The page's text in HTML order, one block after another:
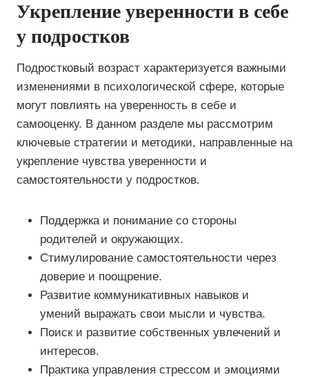
Укрепление уверенности в себе
у подростков
Подростковый возраст характеризуется важными
изменениями в психологической сфере, которые
могут повлиять на уверенность в себе и
самооценку. В данном разделе мы рассмотрим
ключевые стратегии и методики, направленные на
укрепление чувства уверенности и
самостоятельности у подростков.
Поддержка и понимание со стороны
родителей и окружающих.
Стимулирование самостоятельности через
доверие и поощрение.
Развитие коммуникативных навыков и
умений выражать свои мысли и чувства.
Поиск и развитие собственных увлечений и
интересов.
Практика управления стрессом и эмоциями